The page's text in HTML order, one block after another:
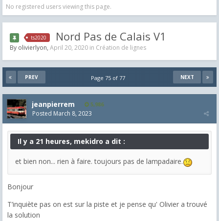
No registered users viewing this page.
ts2020 Nord Pas de Calais V1
By olivierlyon, April 20, 2020 in Création de lignes
PREV NEXT
Page 75 of 77
jeanpierrem 5,986
Posted March 8, 2023
Il y a 21 heures, mekidro a dit :
et bien non... rien à faire. toujours pas de lampadaire.
Bonjour
T’inquiète pas on est sur la piste et je pense qu' Olivier a trouvé
la solution